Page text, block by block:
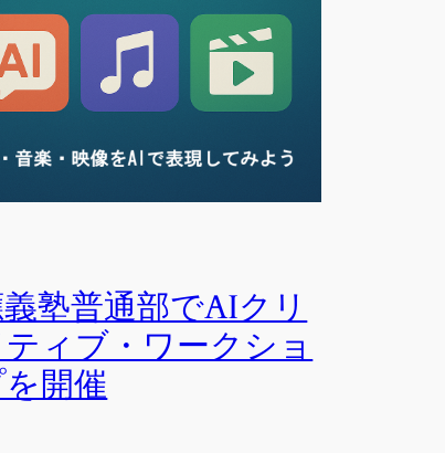
塾普通部でAIクリ
ィブ・ワークショ
開催